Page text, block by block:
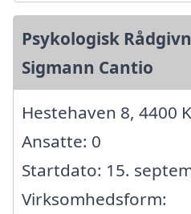
Psykologisk
Sigmann Cantio
Hestehaven 8, 4400
Ansatte: 0
Startdato: 15.
Virksomhedsform: